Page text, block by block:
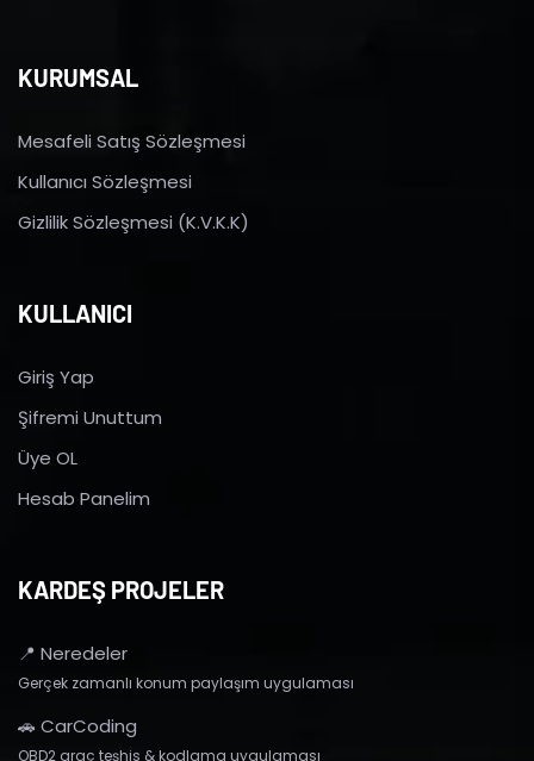
KURUMSAL
Mesafeli Satış Sözleşmesi
Kullanıcı Sözleşmesi
Gizlilik Sözleşmesi (K.V.K.K)
KULLANICI
Giriş Yap
Şifremi Unuttum
Üye OL
Hesab Panelim
KARDEŞ PROJELER
📍 Neredeler
Gerçek zamanlı konum paylaşım uygulaması
🚗 CarCoding
OBD2 araç teşhis & kodlama uygulaması